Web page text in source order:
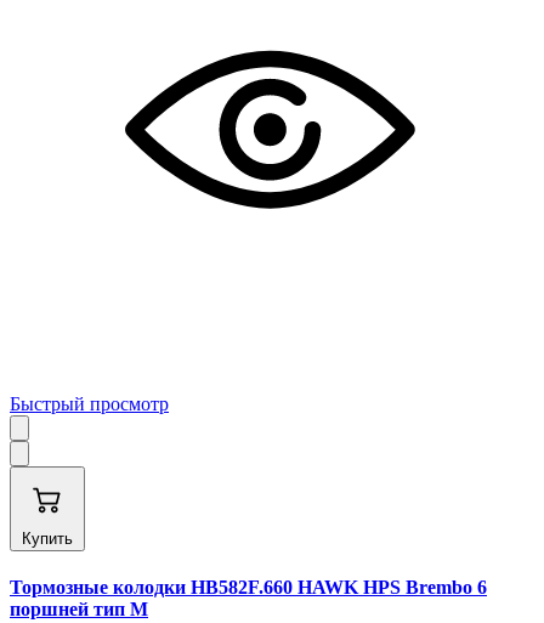
Быстрый просмотр
Купить
Тормозные колодки HB582F.660 HAWK HPS Brembo 6
поршней тип M